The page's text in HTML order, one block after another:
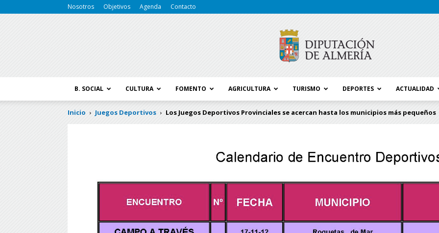
Nosotros Objetivos Agenda Contacto
Diputación
de
B. SOCIAL CULTURA FOMENTO AGRICULTURA TURISMO DEPORTES ACTUALIDAD
Inicio Juegos Deportivos Los Juegos Deportivos Provinciales se acercan hasta los municipios más pequeños